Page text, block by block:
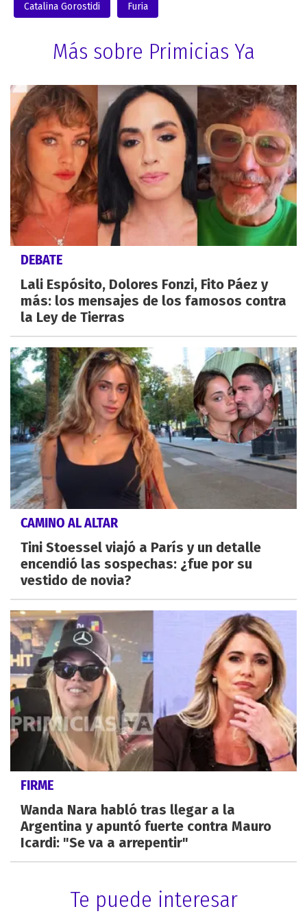
Catalina Gorostidi Furia
Más sobre Primicias Ya
DEBATE
Lali Espósito, Dolores Fonzi, Fito Páez y
más: los mensajes de los famosos contra
la Ley de Tierras
CAMINO AL ALTAR
Tini Stoessel viajó a París y un detalle
encendió las sospechas: ¿fue por su
vestido de novia?
FIRME
Wanda Nara habló tras llegar a la
Argentina y apuntó fuerte contra Mauro
Icardi: "Se va a arrepentir"
Te puede interesar